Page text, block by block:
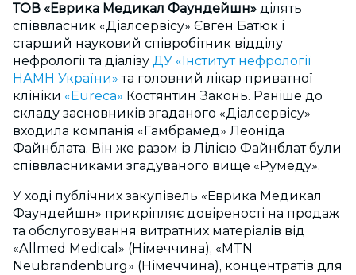
ТОВ «Еврика Медикал Фаундейшн» ділять
співвласник «Діалсервісу» Євген Батюк і
старший науковий співробітник відділу
нефрології та діалізу ДУ «Інститут нефрології
НАМН України» та головний лікар приватної
клініки «Eureca» Костянтин Законь. Раніше до
складу засновників згаданого «Діалсервісу»
входила компанія «Гамбрамед» Леоніда
Файнблата. Він же разом із Лілією Файнблат були
співвласниками згадуваного вище «Румеду».
У ході публічних закупівель «Еврика Медикал
Фаундейшн» прикріпляє довіреності на продаж
та обслуговування витратних матеріалів від
«Allmed Medical» (Німеччина), «MTN
Neubrandenburg» (Німеччина), концентратів для